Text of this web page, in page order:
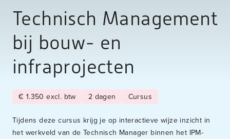
Technisch Management
bij bouw- en
infraprojecten
€ 1.350 excl. btw 2 dagen Cursus
Tijdens deze cursus krijg je op interactieve wijze inzicht in
het werkveld van de Technisch Manager binnen het IPM-